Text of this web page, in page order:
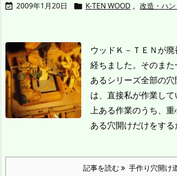
 2009年1月20日  K-TEN WOOD , 改造・ハ
ウッドＫ－ＴＥＮが
経ちました。そのま
あるシリーズ全部の
は、直接私が作業して
上ある作業のうち、
ある穴開けだけをする
記事を読む 手作り穴開け